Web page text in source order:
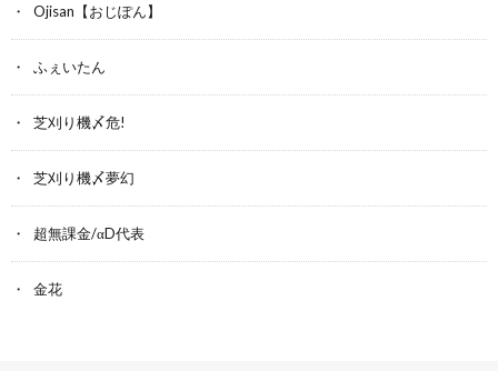
Ojisan【おじぽん】
ふぇいたん
芝刈り機〆危!
芝刈り機〆夢幻
超無課金/αD代表
金花